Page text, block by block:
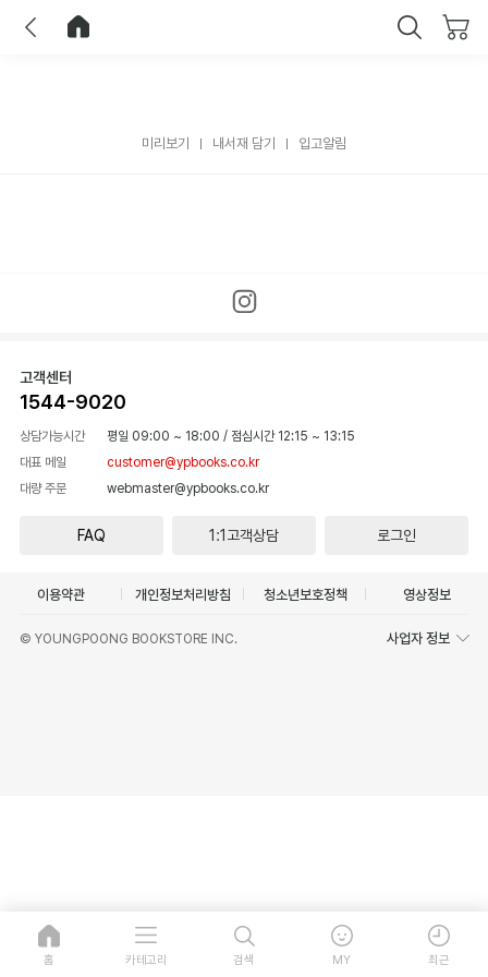
미리보기 내서재 담기 입고알림
고객센터
1544-9020
상담가능시간 평일 09:00 ~ 18:00 / 점심시간 12:15 ~ 13:15
대표 메일
customer@ypbooks.co.kr
대량 주문
webmaster@ypbooks.co.kr
FAQ 1:1고객상담 로그인
이용약관 개인정보처리방침 청소년보호정책 영상정보
© YOUNGPOONG BOOKSTORE INC. 사업자 정보
홈 카테고리 검색 MY 최근